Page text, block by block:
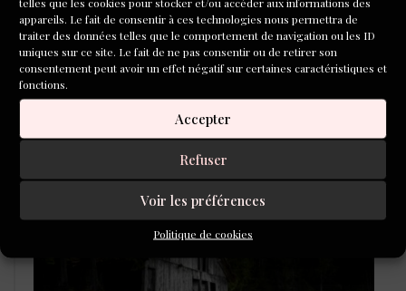
appareils. Le fait de consentir à ces technologies nous permettra de
traiter des données telles que le comportement de navigation ou les ID
uniques sur ce site. Le fait de ne pas consentir ou de retirer son
consentement peut avoir un effet négatif sur certaines caractéristiques et
fonctions.
Accepter
Refuser
Voir les préférences
Politique de cookies
LAURÉATS DU CONCOURS DE
POÉSIE 2026